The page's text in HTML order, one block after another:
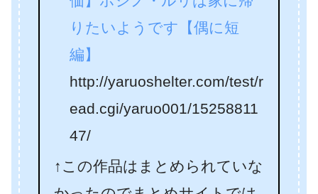
りたいようです【偶に短
編】
http://yaruoshelter.com/test/r
ead.cgi/yaruo001/15258811
47/
↑この作品はまとめられていな